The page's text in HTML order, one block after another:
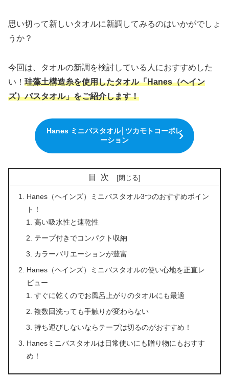
思い切って新しいタオルに新調してみるのはいかがでしょ
うか？
今回は、タオルの新調を検討している人におすすめした
い！ 珪藻土構造糸を使用したタオル「Hanes（ヘイン
ズ）バスタオル」をご紹介します！
Hanes ミニバスタオル│ツカモトコーポレ
ーション
目次
Hanes（ヘインズ）ミニバスタオル3つのおすすめポイン
ト！
高い吸水性と速乾性
テープ付きでコンパクト収納
カラーバリエーションが豊富
Hanes（ヘインズ）ミニバスタオルの使い心地を正直レ
ビュー
すぐに乾くのでお風呂上がりのタオルにも最適
複数回洗っても手触りが変わらない
持ち運びしないならテープは切るのがおすすめ！
Hanesミニバスタオルは日常使いにも贈り物にもおすす
め！